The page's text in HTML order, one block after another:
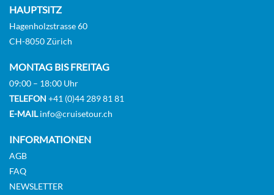
Suite
Mistral Prestige Stateroom-[MP]
HAUPTSITZ
Hagenholzstrasse 60
CH-8050 Zürich
MONTAG BIS FREITAG
09:00 – 18:00 Uhr
TELEFON +41 (0)44 289 81 81
E-MAILinfo@cruisetour.ch
INFORMATIONEN
AGB
FAQ
NEWSLETTER